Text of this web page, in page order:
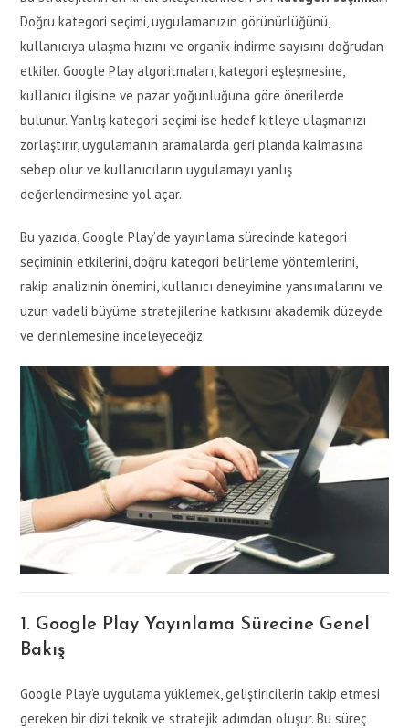
Doğru kategori seçimi, uygulamanızın görünürlüğünü,
kullanıcıya ulaşma hızını ve organik indirme sayısını doğrudan
etkiler. Google Play algoritmaları, kategori eşleşmesine,
kullanıcı ilgisine ve pazar yoğunluğuna göre önerilerde
bulunur. Yanlış kategori seçimi ise hedef kitleye ulaşmanızı
zorlaştırır, uygulamanın aramalarda geri planda kalmasına
sebep olur ve kullanıcıların uygulamayı yanlış
değerlendirmesine yol açar.
Bu yazıda, Google Play’de yayınlama sürecinde kategori
seçiminin etkilerini, doğru kategori belirleme yöntemlerini,
rakip analizinin önemini, kullanıcı deneyimine yansımalarını ve
uzun vadeli büyüme stratejilerine katkısını akademik düzeyde
ve derinlemesine inceleyeceğiz.
1. Google Play Yayınlama Sürecine Genel
Bakış
Google Play’e uygulama yüklemek, geliştiricilerin takip etmesi
gereken bir dizi teknik ve stratejik adımdan oluşur. Bu süreç